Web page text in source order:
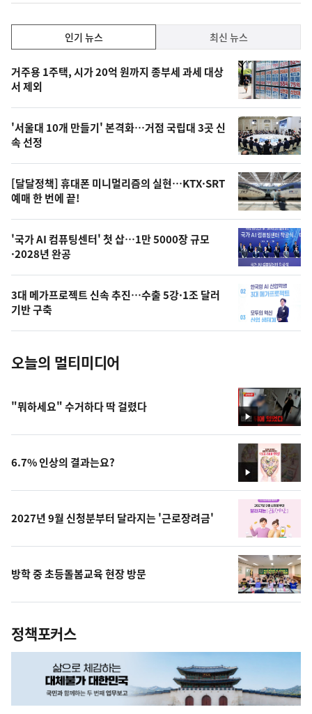
하
락
인
기,
최
신,
오
늘
의
영
상
오
늘
의
사
진
인기 뉴스 최신 뉴스
인
기
뉴
스
거주용 1주택, 시가 20억 원까지 종부세 과세 대상
서 제외
'서울대 10개 만들기' 본격화…거점 국립대 3곳 신
속 선정
[달달정책] 휴대폰 미니멀리즘의 실현…KTX·SRT
예매 한 번에 끝!
'국가 AI 컴퓨팅센터' 첫 삽…1만 5000장 규모
·2028년 완공
3대 메가프로젝트 신속 추진…수출 5강·1조 달러
기반 구축
오늘의 멀티미디어
영
상
"뭐하세요" 수거하다 딱 걸렸다
영
상
6.7% 인상의 결과는요?
2027년 9월 신청분부터 달라지는 '근로장려금'
방학 중 초등돌봄교육 현장 방문
정책포커스